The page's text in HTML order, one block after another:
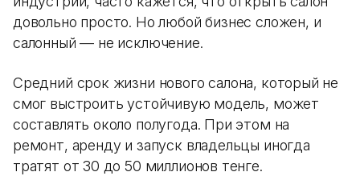
довольно просто. Но любой бизнес сложен, и
салонный — не исключение.
Средний срок жизни нового салона, который не
смог выстроить устойчивую модель, может
составлять около полугода. При этом на
ремонт, аренду и запуск владельцы иногда
тратят от 30 до 50 миллионов тенге.